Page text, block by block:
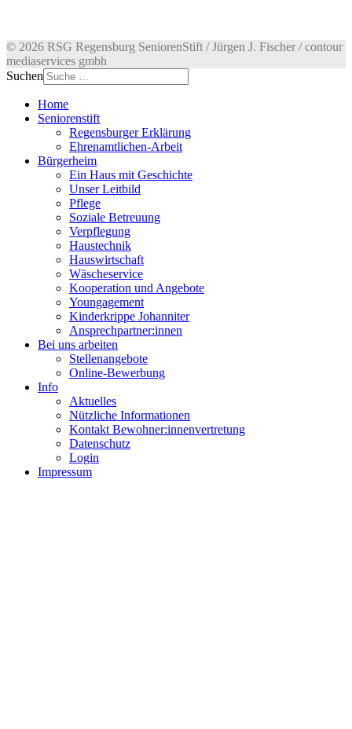
© 2026 RSG Regensburg SeniorenStift / Jürgen J. Fischer / contour
mediaservices gmbh
Suchen
Home
Seniorenstift
Regensburger Erklärung
Ehrenamtlichen-Arbeit
Bürgerheim
Ein Haus mit Geschichte
Unser Leitbild
Pflege
Soziale Betreuung
Verpflegung
Haustechnik
Hauswirtschaft
Wäscheservice
Kooperation und Angebote
Youngagement
Kinderkrippe Johanniter
Ansprechpartner:innen
Bei uns arbeiten
Stellenangebote
Online-Bewerbung
Info
Aktuelles
Nützliche Informationen
Kontakt Bewohner:innenvertretung
Datenschutz
Login
Impressum